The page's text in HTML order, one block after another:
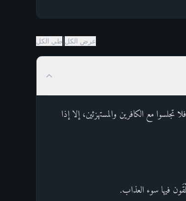
عرض الكل طي الكل
تجلسوا مع الكافرين والمستهزئين، إلا إذا
فيها سوء العذاب.